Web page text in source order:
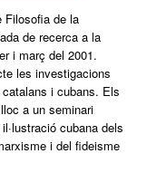
Filosofia de la
de recerca a la
i març del 2001.
les investigacions
i cubans. Els
a un seminari
cubana dels
i del fideisme